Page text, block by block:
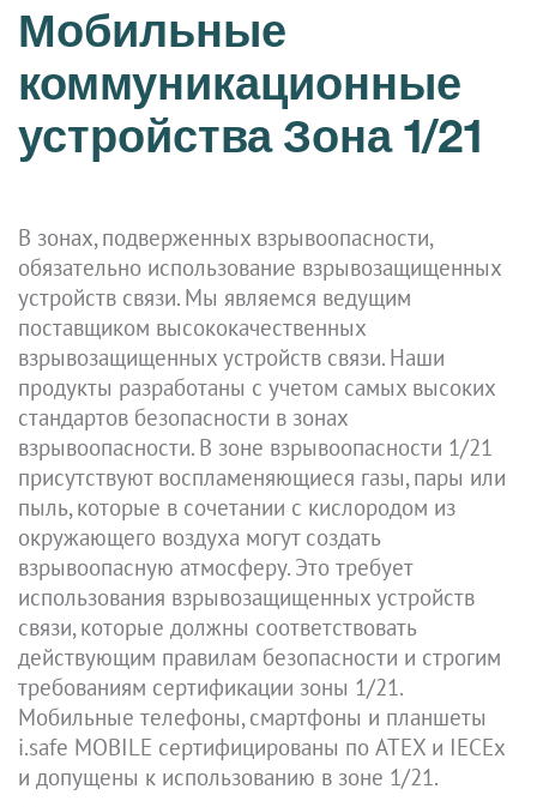
Мобильные
коммуникационные
устройства Зона 1/21
В зонах, подверженных взрывоопасности,
обязательно использование взрывозащищенных
устройств связи. Мы являемся ведущим
поставщиком высококачественных
взрывозащищенных устройств связи. Наши
продукты разработаны с учетом самых высоких
стандартов безопасности в зонах
взрывоопасности. В зоне взрывоопасности 1/21
присутствуют воспламеняющиеся газы, пары или
пыль, которые в сочетании с кислородом из
окружающего воздуха могут создать
взрывоопасную атмосферу. Это требует
использования взрывозащищенных устройств
связи, которые должны соответствовать
действующим правилам безопасности и строгим
требованиям сертификации зоны 1/21.
Мобильные телефоны, смартфоны и планшеты
i.safe MOBILE сертифицированы по ATEX и IECEx
и допущены к использованию в зоне 1/21.